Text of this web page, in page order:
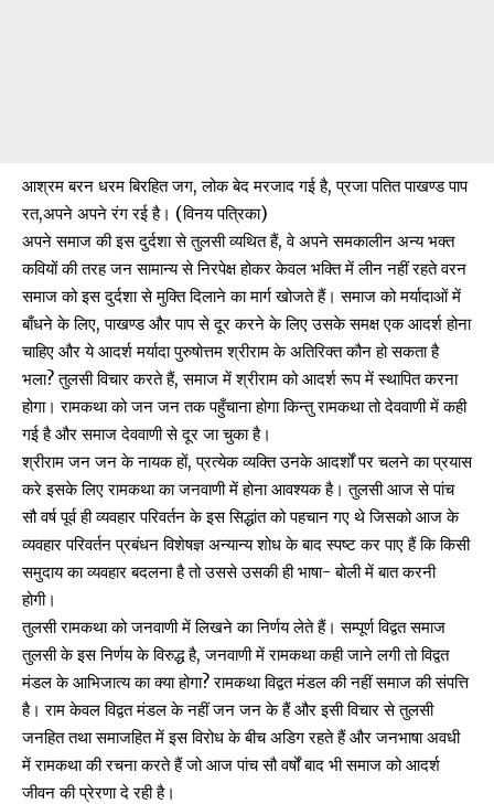
आश्रम बरन धरम बिरहित जग, लोक बेद मरजाद गई है, प्रजा पतित पाखण्ड पाप
रत,अपने अपने रंग रई है। (विनय पत्रिका)
अपने समाज की इस दुर्दशा से तुलसी व्यथित हैं, वे अपने समकालीन अन्य भक्त
कवियों की तरह जन सामान्य से निरपेक्ष होकर केवल भक्ति में लीन नहीं रहते वरन
समाज को इस दुर्दशा से मुक्ति दिलाने का मार्ग खोजते हैं। समाज को मर्यादाओं में
बाँधने के लिए, पाखण्ड और पाप से दूर करने के लिए उसके समक्ष एक आदर्श होना
चाहिए और ये आदर्श मर्यादा पुरुषोत्तम श्रीराम के अतिरिक्त कौन हो सकता है
भला? तुलसी विचार करते हैं, समाज में श्रीराम को आदर्श रूप में स्थापित करना
होगा। रामकथा को जन जन तक पहुँचाना होगा किन्तु रामकथा तो देववाणी में कही
गई है और समाज देववाणी से दूर जा चुका है।
श्रीराम जन जन के नायक हों, प्रत्येक व्यक्ति उनके आदर्शों पर चलने का प्रयास
करे इसके लिए रामकथा का जनवाणी में होना आवश्यक है। तुलसी आज से पांच
सौ वर्ष पूर्व ही व्यवहार परिवर्तन के इस सिद्धांत को पहचान गए थे जिसको आज के
व्यवहार परिवर्तन प्रबंधन विशेषज्ञ अन्यान्य शोध के बाद स्पष्ट कर पाए हैं कि किसी
समुदाय का व्यवहार बदलना है तो उससे उसकी ही भाषा- बोली में बात करनी
होगी।
तुलसी रामकथा को जनवाणी में लिखने का निर्णय लेते हैं। सम्पूर्ण विद्वत समाज
तुलसी के इस निर्णय के विरुद्ध है, जनवाणी में रामकथा कही जाने लगी तो विद्वत
मंडल के आभिजात्य का क्या होगा? रामकथा विद्वत मंडल की नहीं समाज की संपत्ति
है। राम केवल विद्वत मंडल के नहीं जन जन के हैं और इसी विचार से तुलसी
जनहित तथा समाजहित में इस विरोध के बीच अडिग रहते हैं और जनभाषा अवधी
में रामकथा की रचना करते हैं जो आज पांच सौ वर्षों बाद भी समाज को आदर्श
जीवन की प्रेरणा दे रही है।